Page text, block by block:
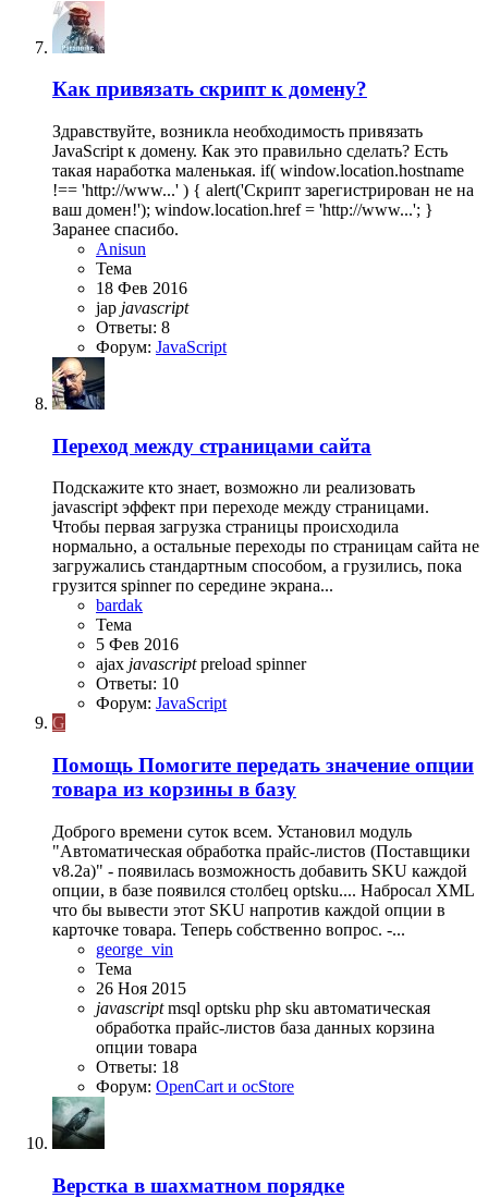
Как привязать скрипт к домену?
Здравствуйте, возникла необходимость привязать
JavaScript к домену. Как это правильно сделать? Есть
такая наработка маленькая. if( window.location.hostname
!== 'http://www...' ) { alert('Скрипт зарегистрирован не на
ваш домен!'); window.location.href = 'http://www...'; }
Заранее спасибо.
Anisun
Тема
18 Фев 2016
jap javascript
Ответы: 8
Форум: JavaScript
Переход между страницами сайта
Подскажите кто знает, возможно ли реализовать
javascript эффект при переходе между страницами.
Чтобы первая загрузка страницы происходила
нормально, а остальные переходы по страницам сайта не
загружались стандартным способом, а грузились, пока
грузится spinner по середине экрана...
bardak
Тема
5 Фев 2016
ajax javascript preload spinner
Ответы: 10
Форум: JavaScript
G
Помощь Помогите передать значение опции
товара из корзины в базу
Доброго времени суток всем. Установил модуль
"Автоматическая обработка прайс-листов (Поставщики
v8.2a)" - появилась возможность добавить SKU каждой
опции, в базе появился столбец optsku.... Набросал XML
что бы вывести этот SKU напротив каждой опции в
карточке товара. Теперь собственно вопрос. -...
george_vin
Тема
26 Ноя 2015
javascript msql optsku php sku автоматическая
обработка прайс-листов база данных корзина
опции товара
Ответы: 18
Форум: OpenCart и ocStore
Верстка в шахматном порядке